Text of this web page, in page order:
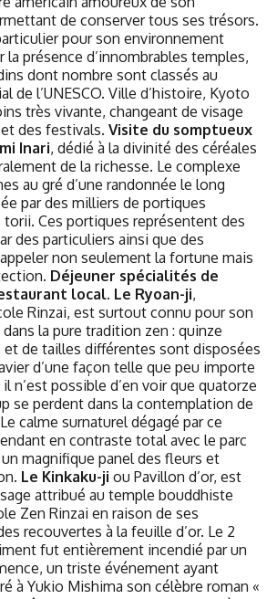
de conserver tous ses trésors.
pour son environnement
la présence d’innombrables temples,
dont nombre sont classés au
de l’UNESCO. Ville d’histoire, Kyoto
très vivante, changeant de visage
des festivals. Visite du somptueux
Inari, dédié à la divinité des céréales
de la richesse. Le complexe
au gré d’une randonnée le long
par des milliers de portiques
Ces portiques représentent des
des particuliers ainsi que des
non seulement la fortune mais
Déjeuner spécialités de
local. Le Ryoan-ji,
Rinzai, est surtout connu pour son
la pure tradition zen : quinze
et de tailles différentes sont disposées
d’une façon telle que peu importe
n’est possible d’en voir que quatorze
se perdent dans la contemplation de
calme surnaturel dégagé par ce
en contraste total avec le parc
magnifique panel des fleurs et
Le Kinkaku-ji ou Pavillon d’or, est
attribué au temple bouddhiste
Zen Rinzai en raison de ses
recouvertes à la feuille d’or. Le 2
fut entièrement incendié par un
un triste événement ayant
à Yukio Mishima son célèbre roman «